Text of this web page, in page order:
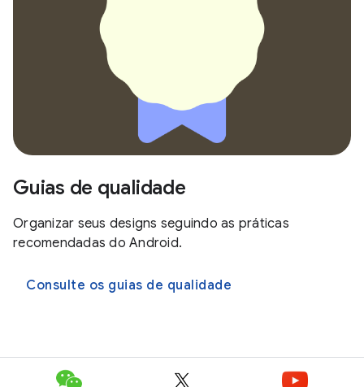
Guias de qualidade
Organizar seus designs seguindo as práticas
recomendadas do Android.
Consulte os guias de qualidade